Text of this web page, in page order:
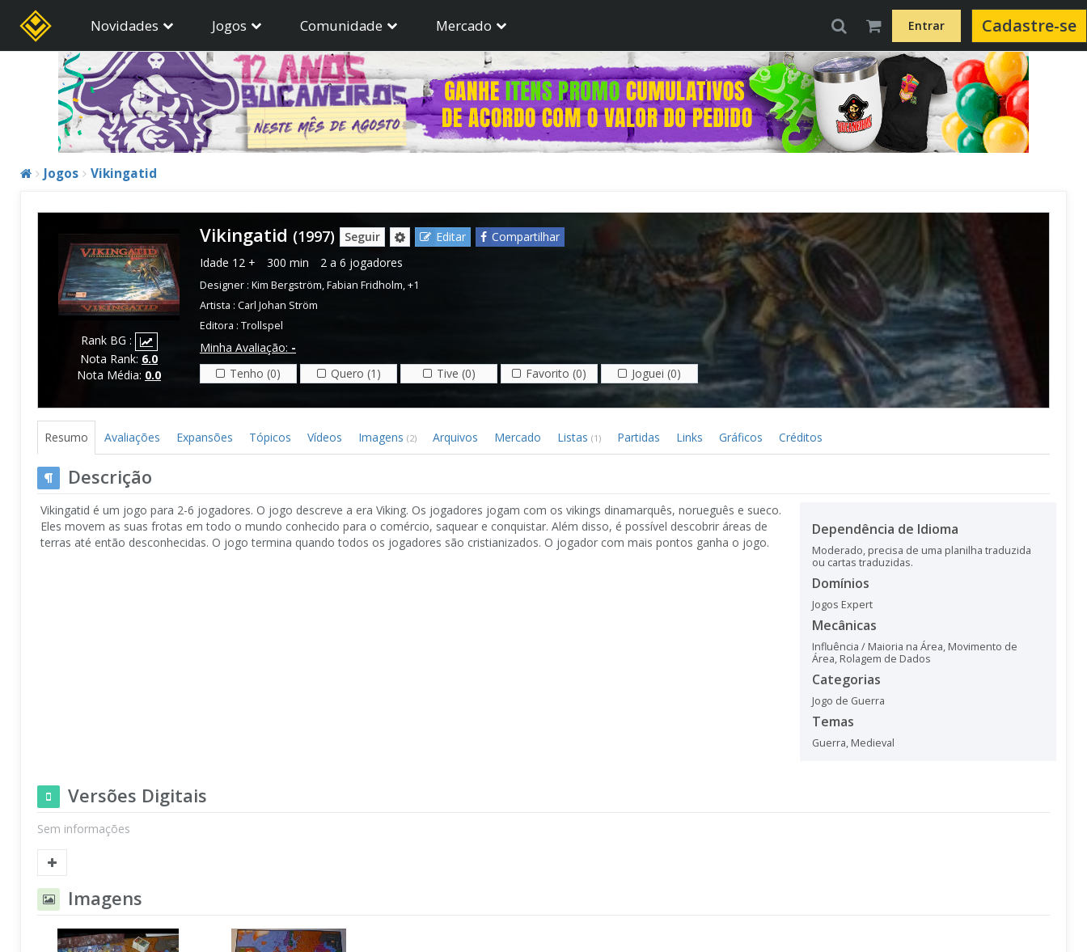
Novidades Jogos Comunidade Mercado Entrar Cadastre-se
Jogos Vikingatid
Rank BG :
Nota Rank: 6.0
Nota Média: 0.0
Vikingatid (1997) Seguir Editar
Compartilhar
Idade 12 + 300 min 2 a 6 jogadores
Designer : Kim Bergström,Fabian Fridholm,+1
Artista : Carl Johan Ström
Editora : Trollspel
Minha Avaliação: -
Tenho (0)
Quero (1) Tive (0) Favorito (0) Joguei (0)
Resumo Avaliações Expansões Tópicos Vídeos Imagens (2) Arquivos Mercado Listas (1) Partidas Links Gráficos Créditos
Descrição
Vikingatid é um jogo para 2-6 jogadores. O jogo descreve a era Viking. Os jogadores jogam com os vikings dinamarquês, norueguês e sueco.
Eles movem as suas frotas em todo o mundo conhecido para o comércio, saquear e conquistar. Além disso, é possível descobrir áreas de
terras até então desconhecidas. O jogo termina quando todos os jogadores são cristianizados. O jogador com mais pontos ganha o jogo.
Dependência de Idioma
Moderado, precisa de uma planilha traduzida
ou cartas traduzidas.
Domínios
Jogos Expert
Mecânicas
Influência / Maioria na Área, Movimento de
Área, Rolagem de Dados
Categorias
Jogo de Guerra
Temas
Guerra, Medieval
Versões Digitais
Sem informações
Imagens